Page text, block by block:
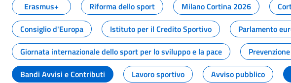
Erasmus+
Riforma dello sport Milano Cortina 2026
Consiglio d'Europa
Istituto per il Credito Sportivo Parlamento
Giornata internazionale dello sport per lo sviluppo e la pace
Bandi Avvisi e Contributi
Lavoro sportivo Avviso pubblico